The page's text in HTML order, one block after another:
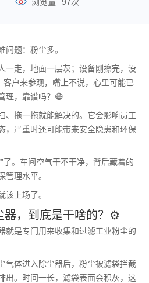
问题：粉尘多。
一走，地面一层灰；设备刚擦完，没
客户来参观，嘴上不说，心里可能已
理，靠谱吗？😷
、拖一拖就能解决的。它会影响员工
，严重时还可能带来安全隐患和环保
了。车间空气干不干净，背后藏着的
管理水平。
该上场了。
器，到底是干啥的？⚙️
就是专门用来收集和过滤工业粉尘的
气体进入除尘器后，粉尘被滤袋拦截
出。时间一长，滤袋表面会积灰，这